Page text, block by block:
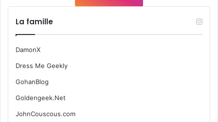
La famille
DamonX
Dress Me Geekly
GohanBlog
Goldengeek.Net
JohnCouscous.com